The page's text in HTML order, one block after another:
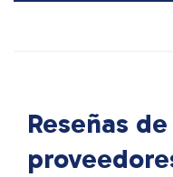
Reseñas